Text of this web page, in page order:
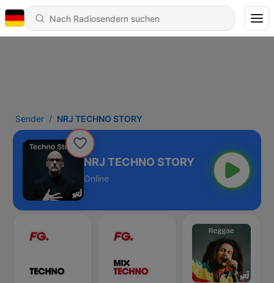
Sender NRJ TECHNO STORY
NRJ TECHNO STORY
Online